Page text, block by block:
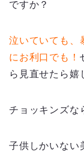
ですか？
泣いていても、
にお利口でも！
ら見直せたら嬉
チョッキンズな
子供しかいない